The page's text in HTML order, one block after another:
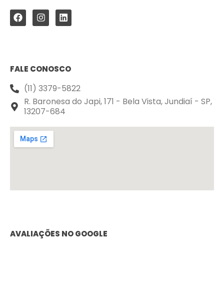
FALE CONOSCO
(11) 3379-5822
R. Baronesa do Japi, 171 - Bela Vista, Jundiaí - SP,
13207-684
AVALIAÇÕES NO GOOGLE